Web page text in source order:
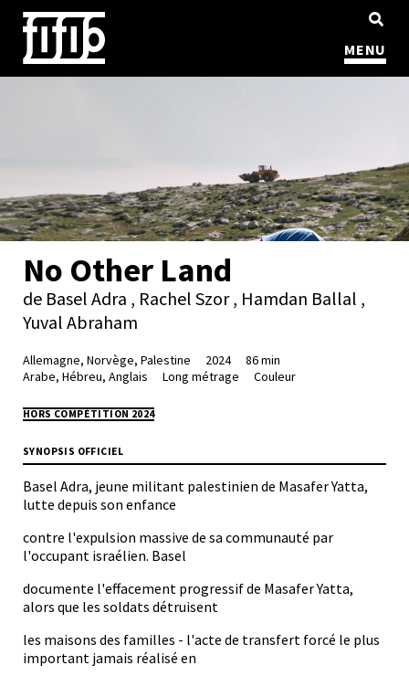
MENU
No Other Land
de Basel Adra , Rachel Szor , Hamdan Ballal ,
Yuval Abraham
Allemagne, Norvège, Palestine 2024
86 min
Arabe, Hébreu, Anglais
Long métrage Couleur
HORS COMPÉTITION 2024
SYNOPSIS OFFICIEL
Basel Adra, jeune militant palestinien de Masafer Yatta,
lutte depuis son enfance
contre l'expulsion massive de sa communauté par
l'occupant israélien. Basel
documente l'effacement progressif de Masafer Yatta,
alors que les soldats détruisent
les maisons des familles - l'acte de transfert forcé le plus
important jamais réalisé en